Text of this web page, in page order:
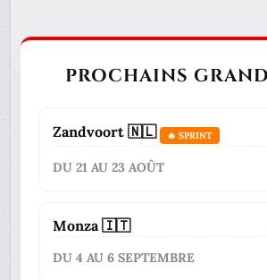
PROCHAINS
Zandvoort 🇳🇱 🔥 SPRINT
DU 21 AU 23 AOÛT
Monza 🇮🇹
DU 4 AU 6 SEPTEMBRE